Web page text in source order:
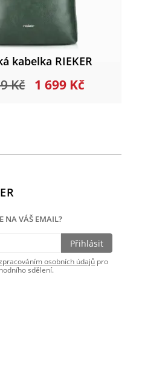
kabelka RIEKER
1 699 Kč
Kč
NA VÁŠ EMAIL?
osobních údajů pro
sdělení.